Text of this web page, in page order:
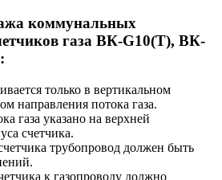
коммунальных
газа ВК-G10(T), ВК-
только в вертикальном
направления потока газа.
газа указано на верхней
счетчика.
трубопровод должен быть
к газопроводу должно